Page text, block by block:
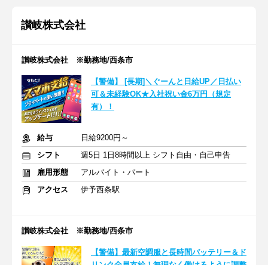
讃岐株式会社
讃岐株式会社 ※勤務地/西条市
【警備】 [長期]＼ぐーんと日給UP／日払い
可＆未経験OK★入社祝い金6万円（規定
有）！
給与
日給9200円～
シフト
週5日 1日8時間以上 シフト自由・自己申告
雇用形態
アルバイト・パート
アクセス
伊予西条駅
讃岐株式会社 ※勤務地/西条市
【警備】最新空調服と長時間バッテリー＆ド